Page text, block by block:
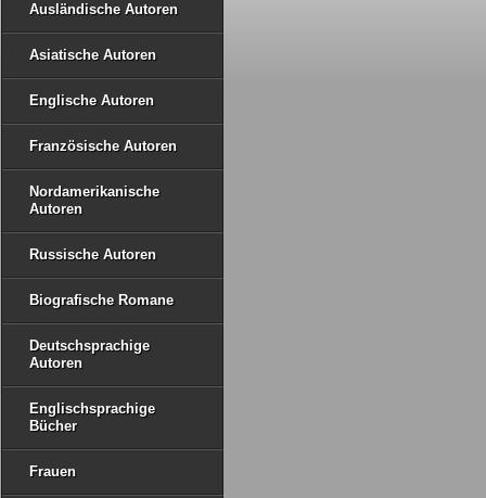
Ausländische Autoren
Asiatische Autoren
Englische Autoren
Französische Autoren
Nordamerikanische
Autoren
Russische Autoren
Biografische Romane
Deutschsprachige
Autoren
Englischsprachige
Bücher
Frauen